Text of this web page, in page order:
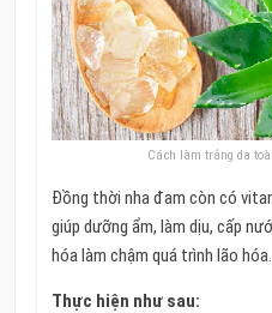
Cách làm trắng da
Đồng thời nha đam còn có
giúp dưỡng ẩm, làm dịu, cấp
hóa làm chậm quá trình lão hóa.
Thực hiện như sau: